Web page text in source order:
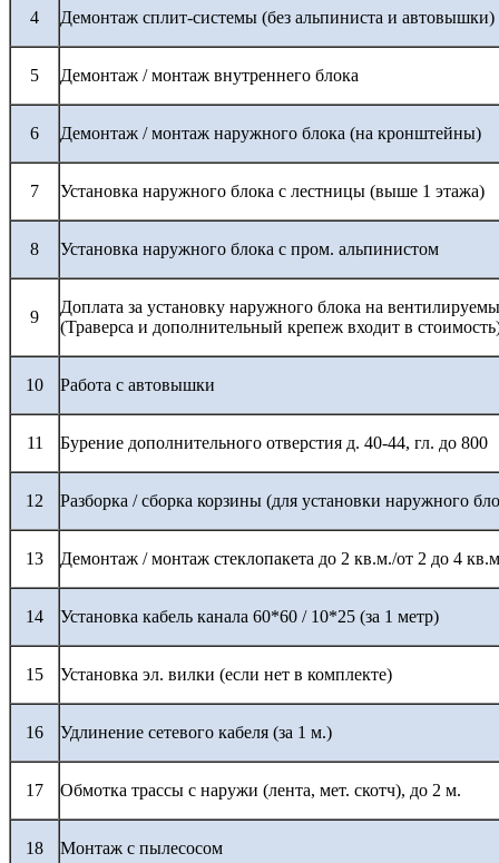
4 Демонтаж сплит-системы (без альпиниста и автовышки)
5 Демонтаж / монтаж внутреннего блока
6 Демонтаж / монтаж наружного блока (на кронштейны)
7 Установка наружного блока с лестницы (выше 1 этажа)
8 Установка наружного блока с пром. альпинистом
9
Доплата за установку наружного блока на
(Траверса и дополнительный крепеж входит в
10 Работа с автовышки
11 Бурение дополнительного отверстия д. 40-44, гл. до 800
12 Разборка / сборка корзины (для установки наружного
13 Демонтаж / монтаж стеклопакета до 2 кв.м./от 2 до 4
14 Установка кабель канала 60*60 / 10*25 (за 1 метр)
15 Установка эл. вилки (если нет в комплекте)
16 Удлинение сетевого кабеля (за 1 м.)
17 Обмотка трассы с наружи (лента, мет. скотч), до 2 м.
18 Монтаж с пылесосом